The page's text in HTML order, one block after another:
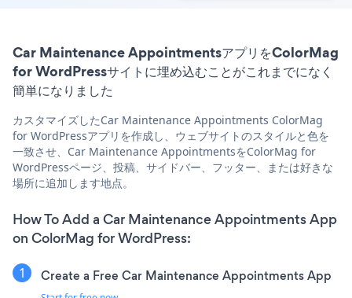
Car Maintenance AppointmentsアプリをColorMag
for WordPressサイトに埋め込むことがこれまでになく
簡単になりました
カスタマイズしたCar Maintenance Appointments ColorMag
for WordPressアプリを作成し、ウェブサイトのスタイルと色を
一致させ、Car Maintenance AppointmentsをColorMag for
WordPressページ、投稿、サイドバー、フッター、または好きな
場所に追加します地点。
How To Add a Car Maintenance Appointments App
on ColorMag for WordPress:
Create a Free Car Maintenance Appointments App